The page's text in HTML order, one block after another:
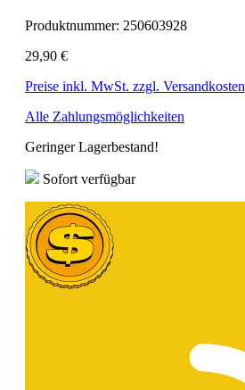
Produktnummer: 250603928
29,90 €
Preise inkl. MwSt. zzgl. Versandkosten
Alle Zahlungsmöglichkeiten
Geringer Lagerbestand!
Sofort verfügbar